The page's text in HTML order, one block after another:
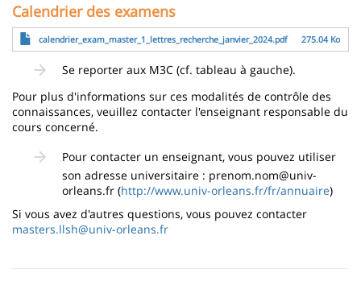
Calendrier des examens
Fichiercalendrier_exam_master_1_lettres_recherche_janvier_2024.pdf 275.04 Ko
Se reporter aux M3C (cf. tableau à gauche).
Pour plus d'informations sur ces modalités de contrôle des
connaissances, veuillez contacter l'enseignant responsable du
cours concerné.
Pour contacter un enseignant, vous pouvez utiliser
son adresse universitaire : prenom.nom@univ-
orleans.fr (http://www.univ-orleans.fr/fr/annuaire)
Si vous avez d'autres questions, vous pouvez contacter
masters.llsh@univ-orleans.fr